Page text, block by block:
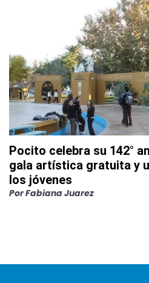
Pocito celebra su 142°
gala artística gratuita y
los jóvenes
PorFabiana Juarez